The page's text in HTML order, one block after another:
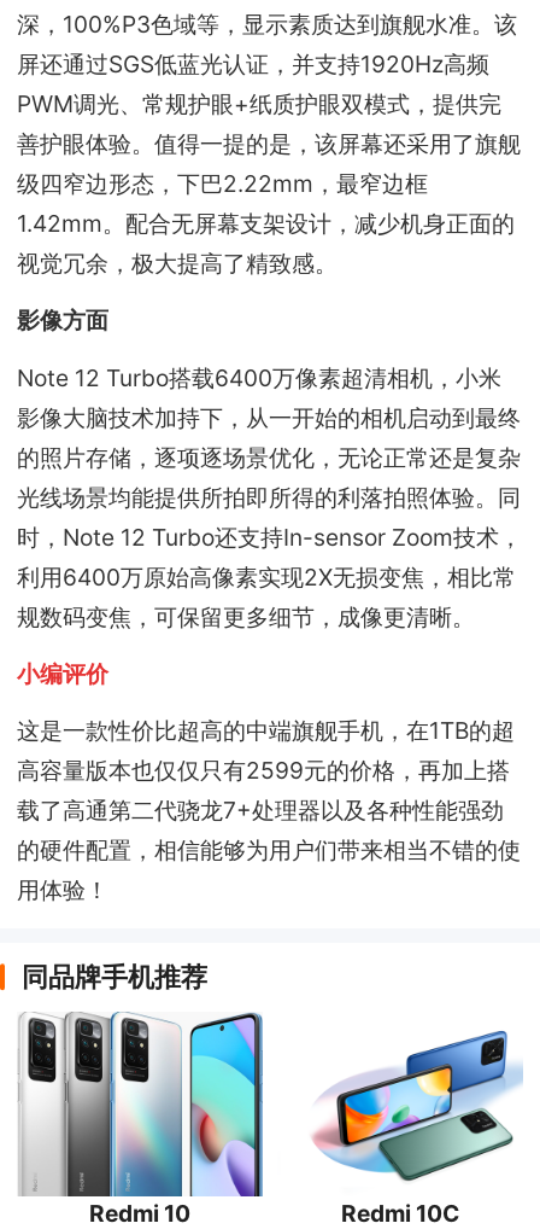
深，100%P3色域等，显示素质达到旗舰水准。该
屏还通过SGS低蓝光认证，并支持1920Hz高频
PWM调光、常规护眼+纸质护眼双模式，提供完
善护眼体验。值得一提的是，该屏幕还采用了旗舰
级四窄边形态，下巴2.22mm，最窄边框
1.42mm。配合无屏幕支架设计，减少机身正面的
视觉冗余，极大提高了精致感。
影像方面
Note 12 Turbo搭载6400万像素超清相机，小米
影像大脑技术加持下，从一开始的相机启动到最终
的照片存储，逐项逐场景优化，无论正常还是复杂
光线场景均能提供所拍即所得的利落拍照体验。同
时，Note 12 Turbo还支持In-sensor Zoom技术，
利用6400万原始高像素实现2X无损变焦，相比常
规数码变焦，可保留更多细节，成像更清晰。
小编评价
这是一款性价比超高的中端旗舰手机，在1TB的超
高容量版本也仅仅只有2599元的价格，再加上搭
载了高通第二代骁龙7+处理器以及各种性能强劲
的硬件配置，相信能够为用户们带来相当不错的使
用体验！
同品牌手机推荐
Redmi 10 Redmi 10C